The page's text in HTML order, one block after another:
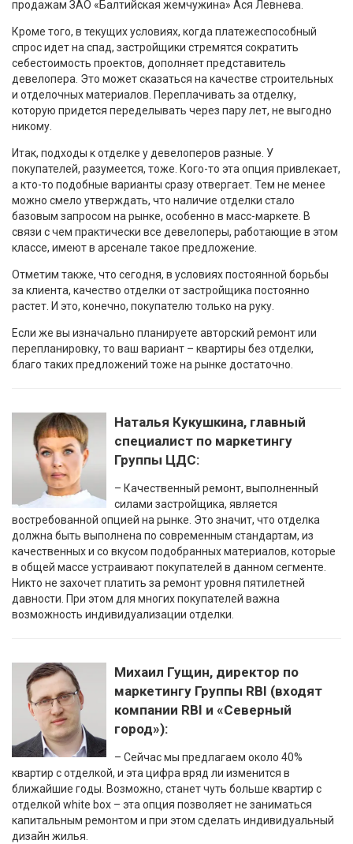
продажам ЗАО «Балтийская жемчужина» Ася Левнева.
Кроме того, в текущих условиях, когда платежеспособный
спрос идет на спад, застройщики стремятся сократить
себестоимость проектов, дополняет представитель
девелопера. Это может сказаться на качестве строительных
и отделочных материалов. Переплачивать за отделку,
которую придется переделывать через пару лет, не выгодно
никому.
Итак, подходы к отделке у девелоперов разные. У
покупателей, разумеется, тоже. Кого-то эта опция привлекает,
а кто-то подобные варианты сразу отвергает. Тем не менее
можно смело утверждать, что наличие отделки стало
базовым запросом на рынке, особенно в масс-маркете. В
связи с чем практически все девелоперы, работающие в этом
классе, имеют в арсенале такое предложение.
Отметим также, что сегодня, в условиях постоянной борьбы
за клиента, качество отделки от застройщика постоянно
растет. И это, конечно, покупателю только на руку.
Если же вы изначально планируете авторский ремонт или
перепланировку, то ваш вариант – квартиры без отделки,
благо таких предложений тоже на рынке достаточно.
Наталья Кукушкина, главный
специалист по маркетингу
Группы ЦДС:
– Качественный ремонт, выполненный
силами застройщика, является
востребованной опцией на рынке. Это значит, что отделка
должна быть выполнена по современным стандартам, из
качественных и со вкусом подобранных материалов, которые
в общей массе устраивают покупателей в данном сегменте.
Никто не захочет платить за ремонт уровня пятилетней
давности. При этом для многих покупателей важна
возможность индивидуализации отделки.
Михаил Гущин, директор по
маркетингу Группы RBI (входят
компании RBI и «Северный
город»):
– Сейчас мы предлагаем около 40%
квартир с отделкой, и эта цифра вряд ли изменится в
ближайшие годы. Возможно, станет чуть больше квартир с
отделкой white box – эта опция позволяет не заниматься
капитальным ремонтом и при этом сделать индивидуальный
дизайн жилья.